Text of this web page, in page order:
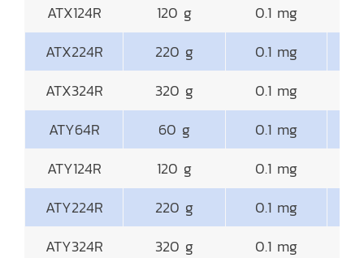
ATX124R
120 g
0.1 mg
ATX224R
220 g
0.1 mg
ATX324R
320 g
0.1 mg
ATY64R
60 g
0.1 mg
ATY124R
120 g
0.1 mg
ATY224R
220 g
0.1 mg
ATY324R
320 g 0.1 mg